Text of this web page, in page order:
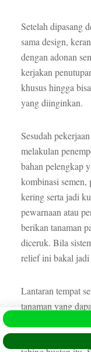
Setelah dipasang
sama design,
dengan adonan
kerjakan
khusus hingga
yang diinginkan.
Sesudah
melakulan
bahan pelengkap
kombinasi semen,
kering serta jadi
pewarnaan atau
berikan tanaman
diceruk. Bila
relief ini bakal jadi
Lantaran tempat
tanaman yang
demikian
tanaman ini dapat